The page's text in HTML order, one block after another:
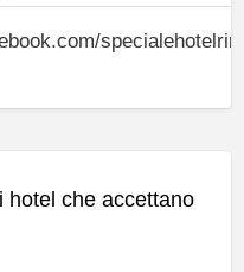
hotel che accettano